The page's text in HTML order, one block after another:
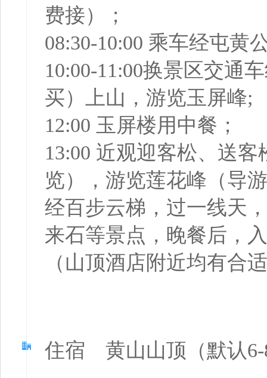
费接）；
08:30-10:00 乘车经屯黄
10:00-11:00换景区交通
买）上山，游览玉屏峰;
12:00 玉屏楼用中餐；
13:00 近观迎客松、送
览），游览莲花峰（导
经百步云梯，过一线天
来石等景点，晚餐后，
（山顶酒店附近均有合
住宿 黄山山顶（默认6-